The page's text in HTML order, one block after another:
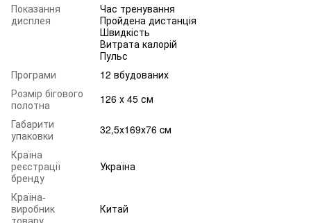
Показання
дисплея
Час тренування
Пройдена дистанція
Швидкість
Витрата калорій
Пульс
Програми
12 вбудованих
Розмір бігового
полотна
126 х 45 см
Габарити
упаковки
32,5х169х76 cм
Країна
реєстрації
бренду
Україна
Країна-
виробник
товару
Китай